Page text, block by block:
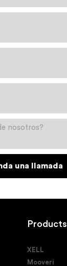
una llamada
Products
XELL
Mooveri